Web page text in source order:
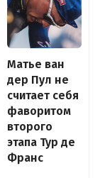
Матье ван
дер Пул не
считает себя
фаворитом
второго
этапа Тур де
Франс